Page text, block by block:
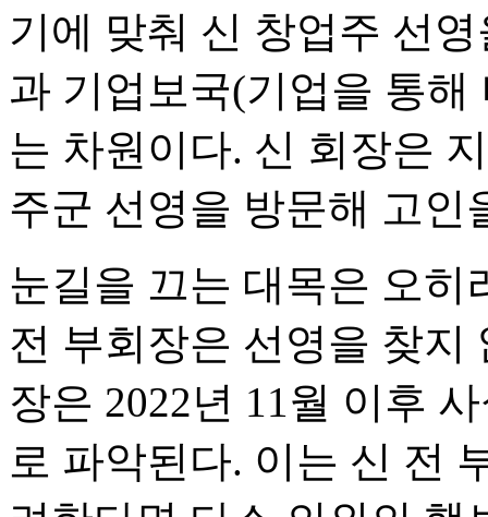
기에 맞춰 신 창업주 선
과 기업보국(기업을 통
는 차원이다. 신 회장은
주군 선영을 방문해 고인
눈길을 끄는 대목은 오히
전 부회장은 선영을 찾지
장은 2022년 11월 이후
로 파악된다. 이는 신 전